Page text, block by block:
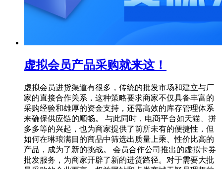
虚拟会员产品采购就来这！
虚拟会员进货渠道有很多，传统的批发市场和建立与厂
家的直接合作关系，这种策略要求商家不仅具备丰富的
采购经验和雄厚的资金支持，还需高效的库存管理体系
来确保供应链的顺畅。 与此同时，电商平台如天猫、拼
多多等的兴起，也为商家提供了前所未有的便捷性，但
如何在琳琅满目的商品中筛选出质量上乘、性价比高的
产品，成为了新的挑战。 会员合作公司推出的虚拟卡券
批发服务，为商家开辟了新的进货路径。对于需要大批